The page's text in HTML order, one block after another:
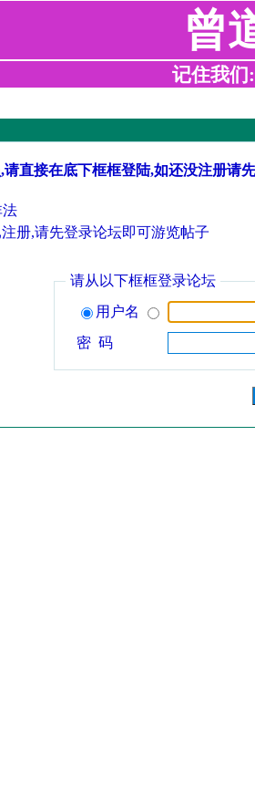
曾
记住我们
直接在底下框框登陆,如还没注册请
册,请先登录论坛即可游览帖子
请从以下框框登录论坛
用户名
密 码